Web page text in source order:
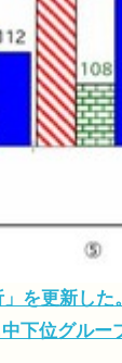
を更新した
下位グルー